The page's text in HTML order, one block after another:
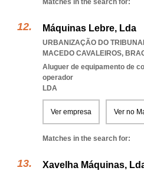
Matches in the search for:
Máquinas Lebre, Lda
URBANIZAÇÃO DO
MACEDO CAVALEIROS,
Aluguer de equipamento de
operador
LDA
Ver empresa Ver no
Matches in the search for:
Xavelha Máquinas,